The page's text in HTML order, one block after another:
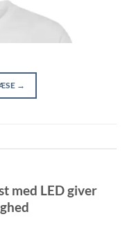
→
med LED giver